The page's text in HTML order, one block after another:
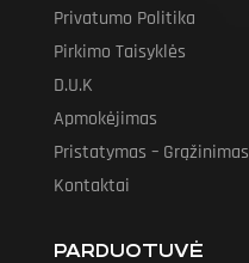
Privatumo Politika
Pirkimo Taisyklės
D.U.K
Apmokėjimas
Pristatymas – Grąžinimas
Kontaktai
PARDUOTUVĖ